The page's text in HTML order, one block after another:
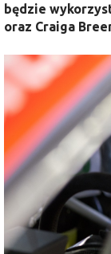
będzie
oraz Craiga